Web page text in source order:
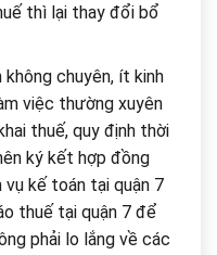
thì lại thay đổi bổ
không chuyên, ít kinh
việc thường xuyên
thuế, quy định thời
ký kết hợp đồng
kế toán tại quận 7
thuế tại quận 7 để
phải lo lắng về các